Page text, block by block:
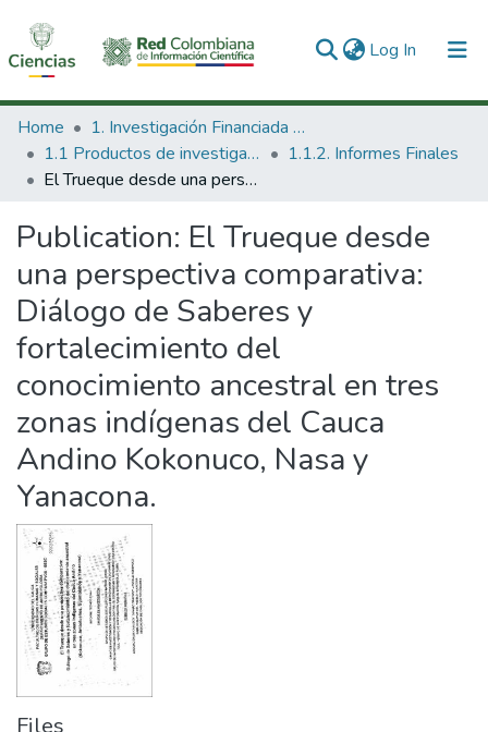
Log In (current)
Communities & Collections
All of DSpace
Home
1. Investigación Financiada con Recursos Públicos
1.1 Productos de investigación
1.1.2. Informes Finales
El Trueque desde una perspectiva comparativa: Diálogo de Saberes y fortalecimiento del conocimiento ancestral en tres zonas indígenas del Cauca Andino Kokonuco, Nasa y Yanacona.
Publication: El Trueque desde
una perspectiva comparativa:
Diálogo de Saberes y
fortalecimiento del
conocimiento ancestral en tres
zonas indígenas del Cauca
Andino Kokonuco, Nasa y
Yanacona.
Files